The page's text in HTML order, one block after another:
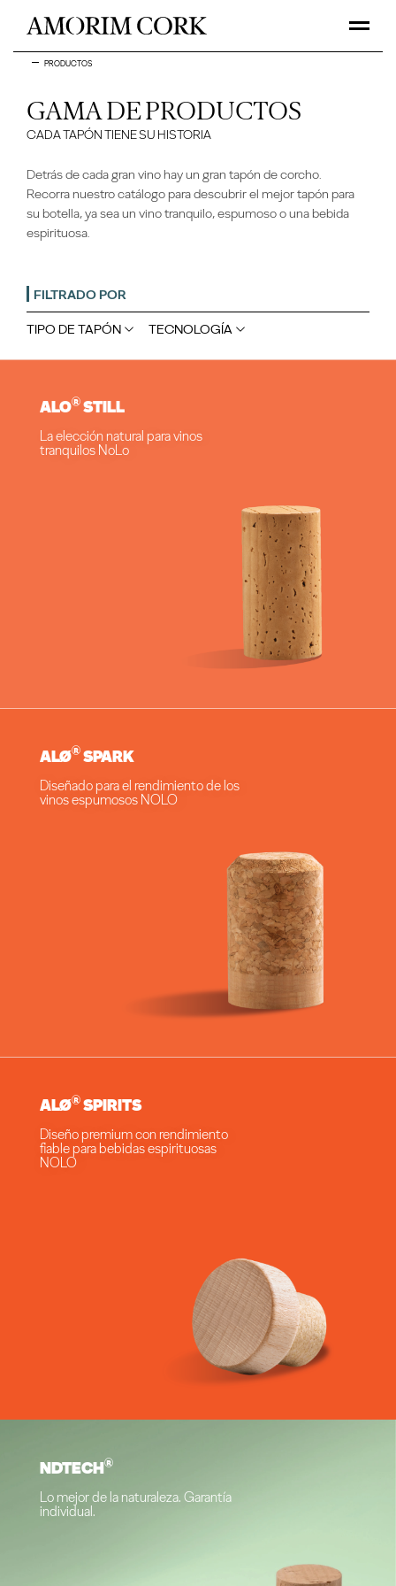
PRODUCTOS
GAMA DE PRODUCTOS
CADA TAPÓN TIENE SU HISTORIA
Detrás de cada gran vino hay un gran tapón de corcho.
Recorra nuestro catálogo para descubrir el mejor tapón para
su botella, ya sea un vino tranquilo, espumoso o una bebida
espirituosa.
FILTRADO POR
TIPO DE TAPÓN TECNOLOGÍA
ALO®STILL
La elección natural para vinos
tranquilos NoLo
ALØ®SPARK
Diseñado para el rendimiento de los
vinos espumosos NOLO
ALØ®SPIRITS
Diseño premium con rendimiento
fiable para bebidas espirituosas
NOLO
NDTECH®
Lo mejor de la naturaleza. Garantía
individual.